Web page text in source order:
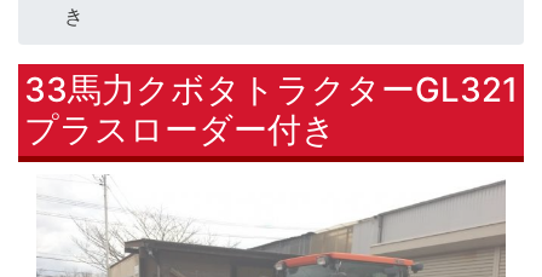
き
33馬力クボタトラクターGL321
プラスローダー付き